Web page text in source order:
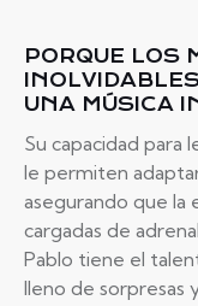
PORQUE LOS
UNA MÚSICA
Su capacidad para
le permiten
asegurando que la
cargadas de
Pablo tiene el
lleno de sorpresas